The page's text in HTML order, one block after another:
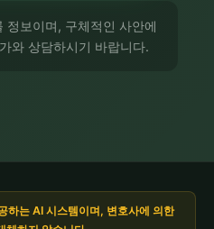
정보이며, 구체적인 사안에
와 상담하시기 바랍니다.
하는 AI 시스템이며, 변호사에 의한